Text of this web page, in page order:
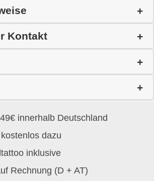
Kontakt
innerhalb Deutschland
dazu
inklusive
Rechnung (D + AT)